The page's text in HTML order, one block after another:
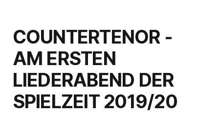
COUNTERTENOR -
AM ERSTEN
LIEDERABEND DER
SPIELZEIT 2019/20